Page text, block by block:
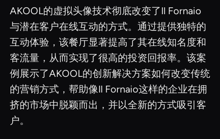
AKOOL的虚拟头像技术彻底改变了Il Fornaio
与潜在客户在线互动的方式。通过提供独特的
互动体验，该餐厅显著提高了其在线知名度和
客流量，从而实现了很高的投资回报率。该案
例展示了AKOOL的创新解决方案如何改变传统
的营销方式，帮助像Il Fornaio这样的企业在拥
挤的市场中脱颖而出，并以全新的方式吸引客
户。